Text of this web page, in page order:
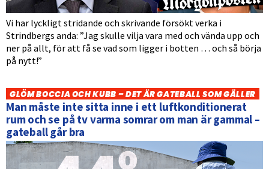
Vi har lyckligt stridande och skrivande försökt verka i
Strindbergs anda: ”Jag skulle vilja vara med och vända upp och
ner på allt, för att få se vad som ligger i botten … och så börja
på nytt!”
GLÖM BOCCIA OCH KUBB – DET ÄR GATEBALL SOM GÄLLER
Man måste inte sitta inne i ett luftkonditionerat
rum och se på tv varma somrar om man är gammal –
gateball går bra